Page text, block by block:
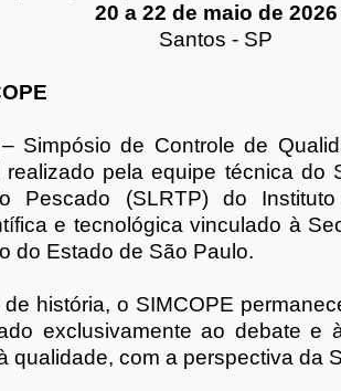
20 a 22 de maio de 2026
Santos - SP
Simpósio de Controle de
pela equipe técnica do
Pescado (SLRTP) do
e tecnológica vinculado à
do Estado de São Paulo.
história, o SIMCOPE
exclusivamente ao debate e
qualidade, com a perspectiva da